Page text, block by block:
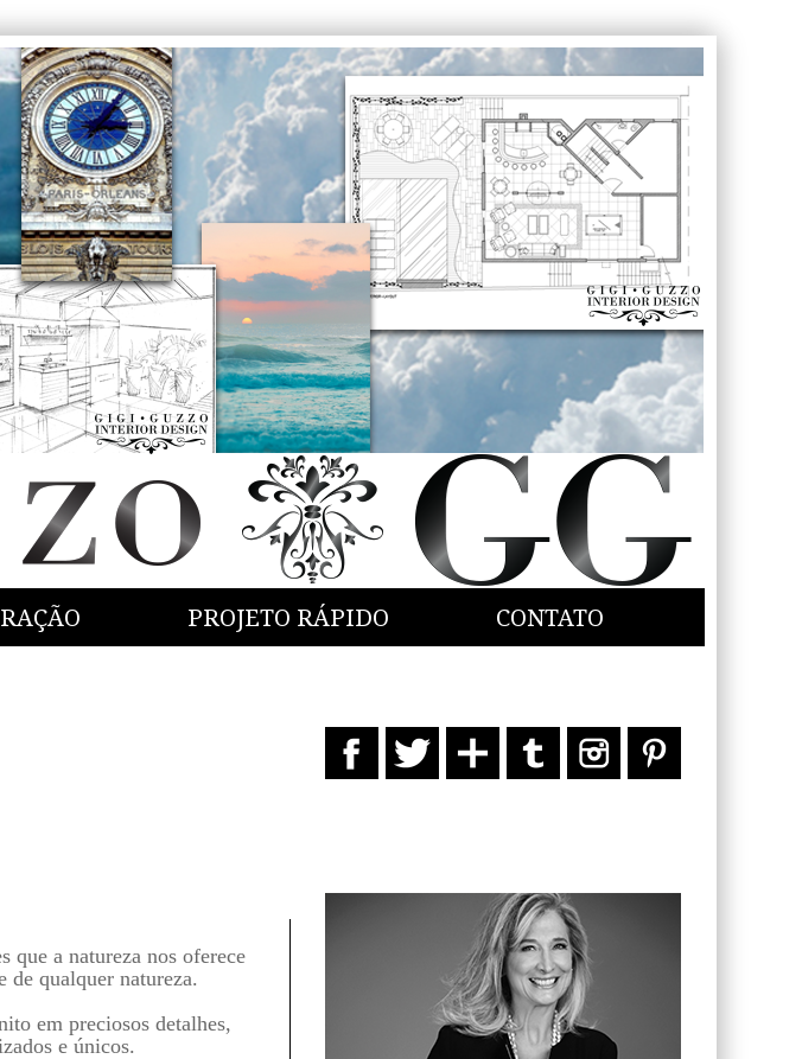
PROJETO RÁPIDO CONTATO
que a natureza nos oferece
de qualquer natureza.
em preciosos detalhes,
e únicos.